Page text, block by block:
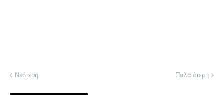
Νεότερη Παλαιότερη